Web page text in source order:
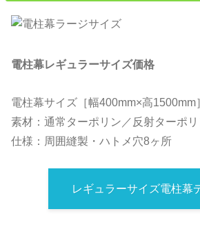
電柱幕レギュラーサイズ価格
電柱幕サイズ［幅400mm×高1500mm
素材：通常ターポリン／反射ターポ
仕様：周囲縫製・ハトメ穴8ヶ所
レギュラーサイズ電柱幕